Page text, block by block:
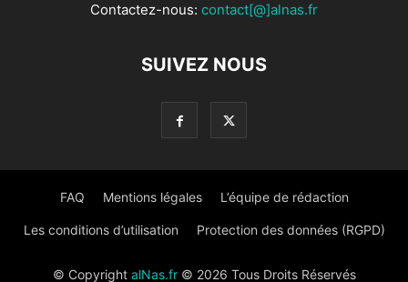
Contactez-nous: contact[@]alnas.fr
SUIVEZ NOUS
FAQ Mentions légales L’équipe de rédaction
Les conditions d’utilisation Protection des données (RGPD)
© Copyright alNas.fr© 2026 Tous Droits Réservés